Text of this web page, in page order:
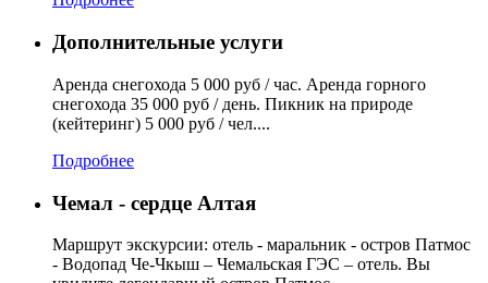
Дополнительные услуги
Аренда снегохода 5 000 руб / час. Аренда горного
снегохода 35 000 руб / день. Пикник на природе
(кейтеринг) 5 000 руб / чел....
Подробнее
Чемал - сердце Алтая
Маршрут экскурсии: отель - маральник - остров Патмос
- Водопад Че-Чкыш – Чемальская ГЭС – отель. Вы